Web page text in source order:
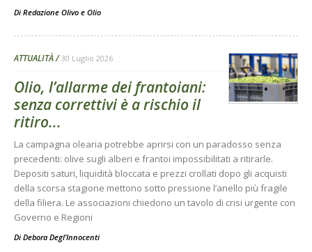
Di Redazione Olivo e Olio
ATTUALITÀ 30 Luglio 2026
Olio, l’allarme dei frantoiani:
senza correttivi è a rischio il
ritiro...
La campagna olearia potrebbe aprirsi con un paradosso senza
precedenti: olive sugli alberi e frantoi impossibilitati a ritirarle.
Depositi saturi, liquidità bloccata e prezzi crollati dopo gli acquisti
della scorsa stagione mettono sotto pressione l’anello più fragile
della filiera. Le associazioni chiedono un tavolo di crisi urgente con
Governo e Regioni
Di Debora Degl’Innocenti